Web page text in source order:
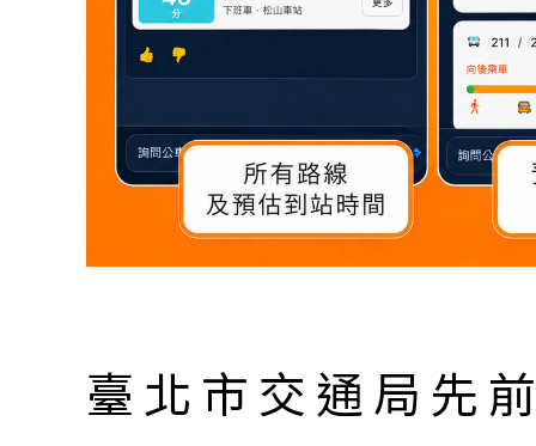
臺北市交通局先